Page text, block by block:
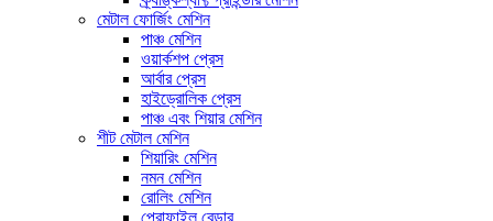
মেটাল ফোর্জিং মেশিন
পাঞ্চ মেশিন
ওয়ার্কশপ প্রেস
আর্বার প্রেস
হাইড্রোলিক প্রেস
পাঞ্চ এবং শিয়ার মেশিন
শীট মেটাল মেশিন
শিয়ারিং মেশিন
নমন মেশিন
রোলিং মেশিন
প্রোফাইল বেন্ডার